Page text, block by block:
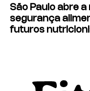
São Paulo abre
segurança
futuros